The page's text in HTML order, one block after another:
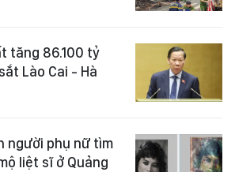
tăng 86.100 tỷ
Lào Cai - Hà
người phụ nữ tìm
liệt sĩ ở Quảng